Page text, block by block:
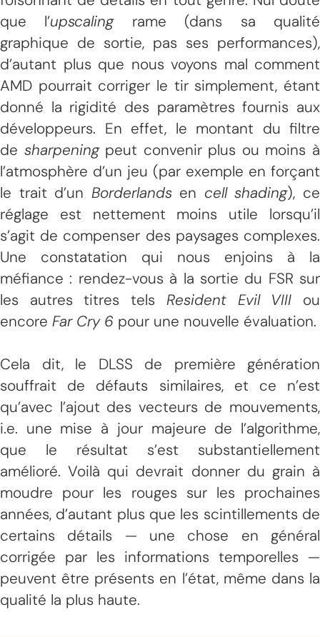
que l’upscalingrame (dans sa qualité
graphique de sortie, pas ses performances),
d’autant plus que nous voyons mal comment
AMD pourrait corriger le tir simplement, étant
donné la rigidité des paramètres fournis aux
développeurs. En effet, le montant du filtre
de sharpeningpeut convenir plus ou moins à
l’atmosphère d’un jeu (par exemple en forçant
le trait d’un Borderlands en cell shading), ce
réglage est nettement moins utile lorsqu’il
s’agit de compenser des paysages complexes.
Une constatation qui nous enjoins à la
méfiance : rendez-vous à la sortie du FSR sur
les autres titres tels Resident Evil VIII ou
encore Far Cry 6 pour une nouvelle évaluation.
Cela dit, le DLSS de première génération
souffrait de défauts similaires, et ce n’est
qu’avec l’ajout des vecteurs de mouvements,
i.e. une mise à jour majeure de l’algorithme,
que le résultat s’est substantiellement
amélioré. Voilà qui devrait donner du grain à
moudre pour les rouges sur les prochaines
années, d’autant plus que les scintillements de
certains détails — une chose en général
corrigée par les informations temporelles —
peuvent être présents en l’état, même dans la
qualité la plus haute.